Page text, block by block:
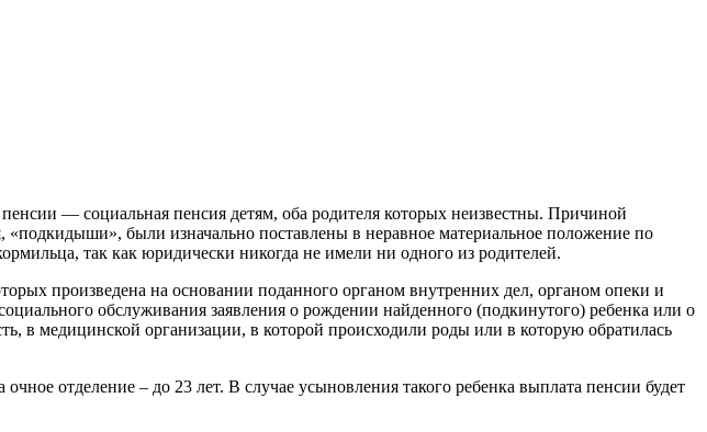
— социальная пенсия детям, оба родителя которых неизвестны. Причиной
были изначально поставлены в неравное материальное положение по
так как юридически никогда не имели ни одного из родителей.
произведена на основании поданного органом внутренних дел, органом опеки и
обслуживания заявления о рождении найденного (подкинутого) ребенка или о
в медицинской организации, в которой происходили роды или в которую обратилась
отделение – до 23 лет. В случае усыновления такого ребенка выплата пенсии будет